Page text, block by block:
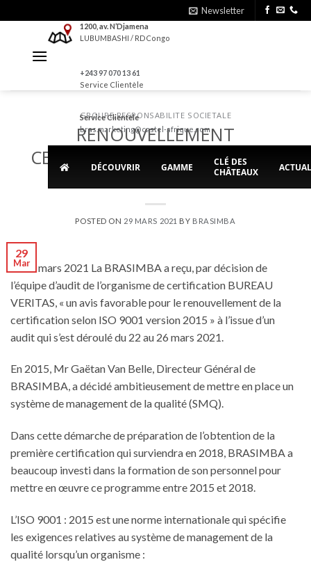
to
Newsletter
1200, av. N’Djamena
LUBUMBASHI / RDCongo
+243 97 070 13 61
Service Clientèle
Service Clientèle
bras.marketing@castel-afrique.com
DÉCOUVRIR GAMME
CLÉ DES
CHÂTEAUX
GROUPE,RESPONSABILITE SOCIETALE
RENOUVELLEMENT
CERTIFICATION ISO 9001 de la
POSTED ON 29 MARS 2021 BY BRASIMBA
29
Mar
Le 26 mars 2021 La BRASIMBA a reçu, par décision de
l’équipe d’audit de l’organisme de certification BUREAU
VERITAS, « un avis favorable pour le renouvellement de la
certification selon ISO 9001 version 2015 » à l’issue d’un
audit qui s’est déroulé du 22 au 26 mars 2021.
En 2015, Mr Gaëtan Van Belle, Directeur Général de
BRASIMBA, a décidé ambitieusement de mettre en place un
système de management de la qualité (SMQ).
Dans cette démarche de préparation de l’obtention de la
première certification qui surviendra en 2018, BRASIMBA a
beaucoup investi dans la formation de son personnel pour
mettre en œuvre ce programme entre 2015 et 2018.
L’ISO 9001 : 2015 est une norme internationale qui spécifie
les exigences relatives au système de management de la
qualité lorsqu’un organisme :